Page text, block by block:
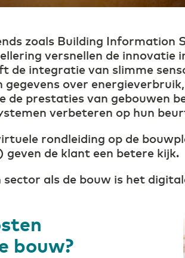
door
Zorg
Efficiëntie door
samenwerken in
zoals Building Information
versnellen de
de integratie van slimme
gegevens over
de prestaties van gebouwen
verbeteren op hun
rondleiding op de
geven de klant een betere kijk.
sector als de bouw is het
bouw?